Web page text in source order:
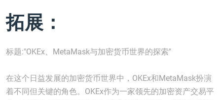
拓展：
标题:"OKEx、MetaMask与加密货币世界的探索"
在这个日益发展的加密货币世界中，OKEx和MetaMask扮演
着不同但关键的角色。OKEx作为一家领先的加密资产交易平